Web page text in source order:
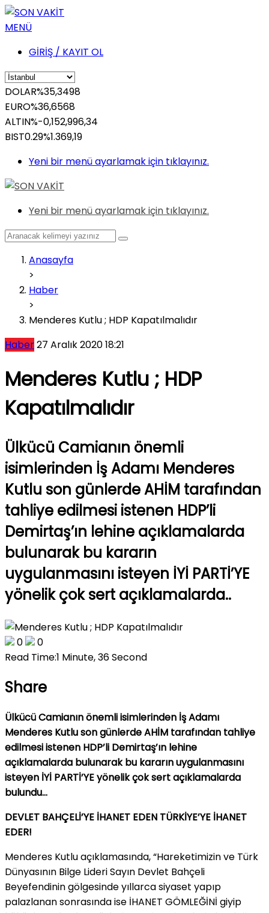
MENÜ
GİRİŞ / KAYIT OL
DOLAR%35,3498
EURO%36,6568
ALTIN%-0,152,996,34
BIST0.29%1.369,19
Yeni bir menü ayarlamak için tıklayınız.
Yeni bir menü ayarlamak için tıklayınız.
Anasayfa
>
Haber
>
Menderes Kutlu ; HDP Kapatılmalıdır
Haber27 Aralık 2020 18:21
Menderes Kutlu ; HDP
Kapatılmalıdır
Ülkücü Camianın önemli
isimlerinden İş Adamı Menderes
Kutlu son günlerde AHİM tarafından
tahliye edilmesi istenen HDP’li
Demirtaş’ın lehine açıklamalarda
bulunarak bu kararın
uygulanmasını isteyen İYİ PARTİ’YE
yönelik çok sert açıklamalarda..
0
0
Read Time:1 Minute, 36 Second
Share
Ülkücü Camianın önemli isimlerinden İş Adamı
Menderes Kutlu son günlerde AHİM tarafından tahliye
edilmesi istenen HDP’li Demirtaş’ın lehine
açıklamalarda bulunarak bu kararın uygulanmasını
isteyen İYİ PARTİ’YE yönelik çok sert açıklamalarda
bulundu…
DEVLET BAHÇELİ’YE İHANET EDEN TÜRKİYE’YE İHANET
EDER!
Menderes Kutlu açıklamasında, “Hareketimizin ve Türk
Dünyasının Bilge Lideri Sayın Devlet Bahçeli
Beyefendinin gölgesinde yıllarca siyaset yapıp
palazlanan sonrasında ise İHANET GÖMLEĞİNİ giyip